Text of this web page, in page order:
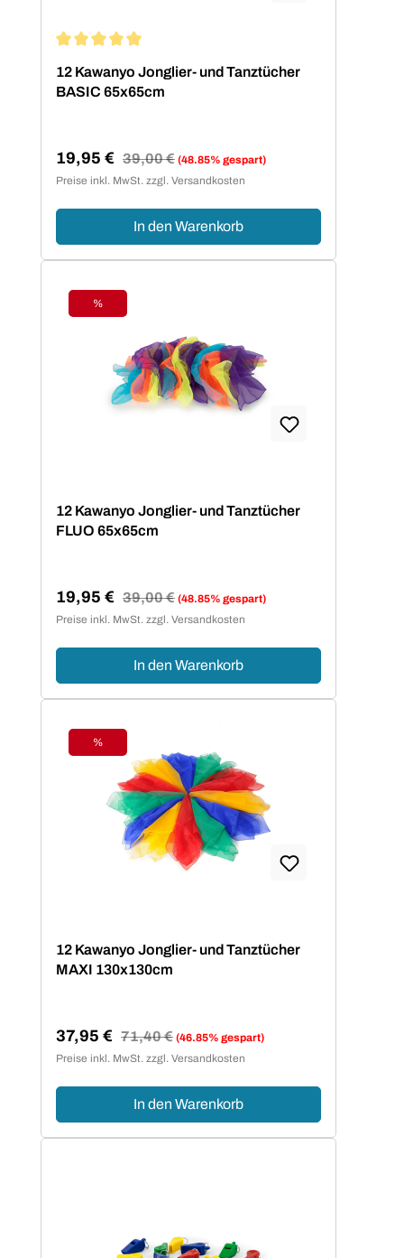
12 Kawanyo Jonglier- und Tanztücher
BASIC 65x65cm
Verkaufspreis:
19,95 € Regulärer Preis:
39,00 € (48.85% gespart)
Preise inkl. MwSt. zzgl. Versandkosten
In den Warenkorb
Rabatt
%
12 Kawanyo Jonglier- und Tanztücher
FLUO 65x65cm
Verkaufspreis:
19,95 € Regulärer Preis:
39,00 € (48.85% gespart)
Preise inkl. MwSt. zzgl. Versandkosten
In den Warenkorb
Rabatt
%
12 Kawanyo Jonglier- und Tanztücher
MAXI 130x130cm
Verkaufspreis:
37,95 € Regulärer Preis:
71,40 € (46.85% gespart)
Preise inkl. MwSt. zzgl. Versandkosten
In den Warenkorb